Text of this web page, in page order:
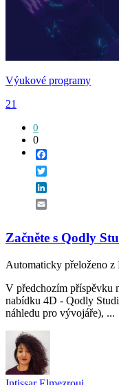
Výukové programy
21
0
0
Začněte s Qodly
Automaticky přeloženo z
V předchozím příspěvku
nabídku 4D - Qodly
náhledu pro vývojáře), ...